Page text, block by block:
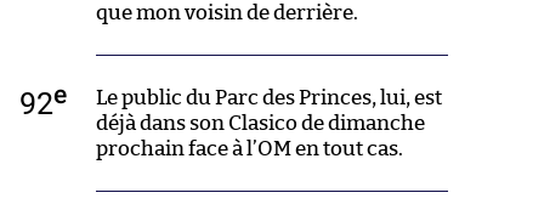
que mon voisin de derrière.
92e
Le public du Parc des Princes, lui, est
déjà dans son Clasico de dimanche
prochain face à l’OM en tout cas.